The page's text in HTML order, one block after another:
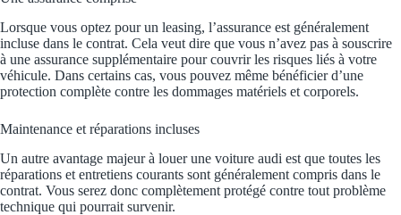
Lorsque vous optez pour un leasing, l’assurance est généralement
incluse dans le contrat. Cela veut dire que vous n’avez pas à souscrire
à une assurance supplémentaire pour couvrir les risques liés à votre
véhicule. Dans certains cas, vous pouvez même bénéficier d’une
protection complète contre les dommages matériels et corporels.
Maintenance et réparations incluses
Un autre avantage majeur à louer une voiture audi est que toutes les
réparations et entretiens courants sont généralement compris dans le
contrat. Vous serez donc complètement protégé contre tout problème
technique qui pourrait survenir.